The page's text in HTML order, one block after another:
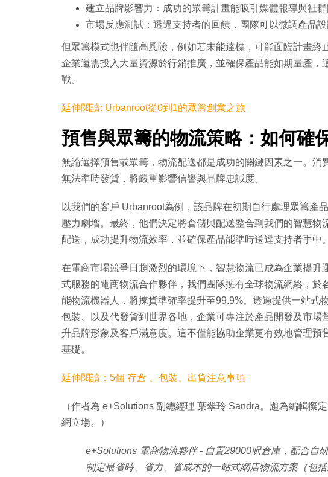
建立品牌影響力：成功的眾籌計畫能吸引媒體報導與社群
市場反應測試：透過支持者的回饋，團隊可以微調產品
但眾籌模式也伴隨高風險，例如若未能達標，可能面臨計畫終
企業還需投入大量資源於行銷推廣，並確保產品能如期量產，
戰。
延伸閱讀: Urbanroot從0到1的眾籌創業之旅
預售與眾籌的物流策略：如何確
無論選擇預售或眾籌，物流配送都是成功的關鍵因素之一。消
無法準時發貨，將嚴重影響信譽與品牌忠誠度。
以我們的客戶 Urbanroot為例，該品牌在初期自行處理眾籌產
壓力劇增。最終，他們決定將倉儲與配送整合到我們的智慧
配送，成功提升物流效率，並確保產品能準時送達支持者手中
在電商市場競爭日趨激烈的環境下，智慧物流已成為企業提升
式服務的電商物流合作夥伴，我們團隊擁有全球物流網絡，於
能物流機器人，將揀貨準確率提升至99.9%。透過提供一站式
包裝、以及代發貨到世界各地，企業可專注於產品開發及市場
升品牌形象及客戶滿意度。這不僅能協助企業更有效地管理預
基礎。
延伸閱讀：5個 存倉 、包裝、出貨注意事項
（作者為 e+Solutions 副總經理 葉翠玲 Sandra。題為編輯擬
網立場。）
e+Solutions 電商物流夥伴 - 自置29000呎倉庫，配合自
制定最省時、省力、省成本的一站式網店物流方案（包